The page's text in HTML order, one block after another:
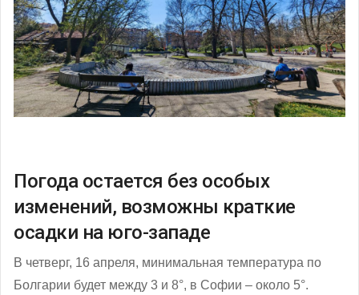
Погода остается без особых
изменений, возможны краткие
осадки на юго-западе
В четверг, 16 апреля, минимальная температура по
Болгарии будет между 3 и 8°, в Софии – около 5°.